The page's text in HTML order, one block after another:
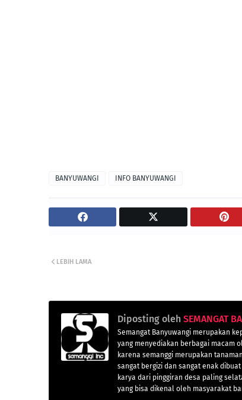
BANYUWANGI INFO BANYUWANGI
LEBIH LAMA
Diposting oleh SEMANGAT
Semangat Banyuwangi merupakan
yang menyediakan berbagai macam
karena semanggi merupakan
sangat bergizi dan sangat enak
karya dari pinggiran desa paling
yang bisa dikenal oleh masyarakat